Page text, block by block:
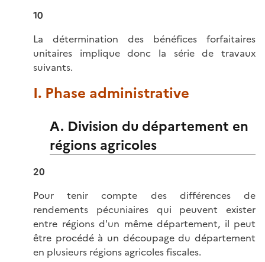
10
La détermination des bénéfices forfaitaires
unitaires implique donc la série de travaux
suivants.
I. Phase administrative
A. Division du département en
régions agricoles
20
Pour tenir compte des différences de
rendements pécuniaires qui peuvent exister
entre régions d'un même département, il peut
être procédé à un découpage du département
en plusieurs régions agricoles fiscales.